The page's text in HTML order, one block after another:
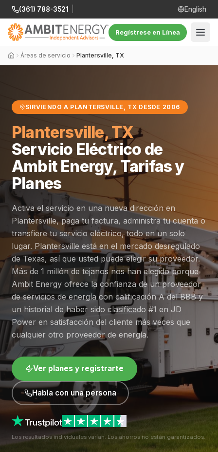
(361) 788-3521 English
Regístrese en Línea
Áreas de servicio Plantersville, TX
SIRVIENDO A PLANTERSVILLE, TX DESDE 2006
Plantersville, TX
Servicio Eléctrico de
Ambit Energy, Tarifas y
Planes
Activa el servicio en una nueva dirección en
Plantersville, paga tu factura, administra tu cuenta o
transfiere tu servicio eléctrico, todo en un solo
lugar. Plantersville está en el mercado desregulado
de Texas, así que usted puede elegir su proveedor.
Más de 1 millón de tejanos nos han elegido porque
Ambit Energy ofrece la confianza de un proveedor
de servicios de energía con calificación A del BBB y
un historial de haber sido clasificado #1 en JD
Power en satisfacción del cliente más veces que
cualquier otro proveedor de energía.
Ver planes y registrarte
Habla con una persona
Los resultados individuales varían. Los ahorros no están garantizados.